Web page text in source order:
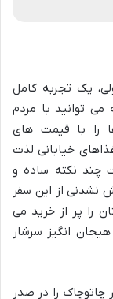
یک تجربه کامل
توانید با مردم
را با قیمت های
خیابانی لذت
چند نکته ساده و
نشدنی از این سفر
را پر از خرید می
انگیز سرشار
چاتوچاک را در صدر